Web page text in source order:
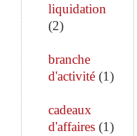
liquidation
(2)
branche
d'activité (1)
cadeaux
d'affaires (1)